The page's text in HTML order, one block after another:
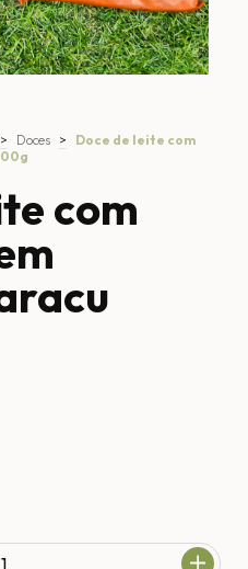
> Doces >
Doce de leite com
com